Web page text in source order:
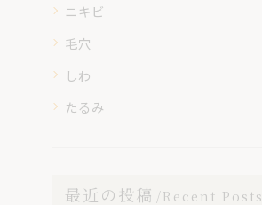
ニキビ
毛穴
しわ
たるみ
最近の投稿 Recent Posts